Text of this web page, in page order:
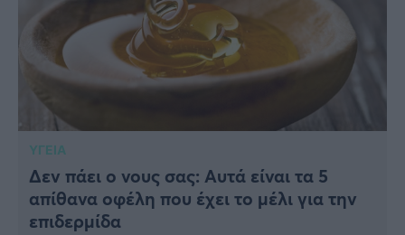
ΥΓΕΙΑ
Δεν πάει ο νους σας: Αυτά είναι τα 5
απίθανα οφέλη που έχει το μέλι για την
επιδερμίδα